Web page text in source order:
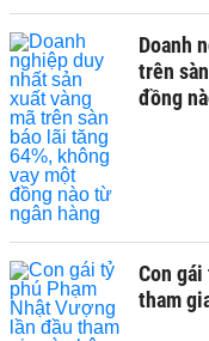
Doanh
trên
đồng
Con
tham